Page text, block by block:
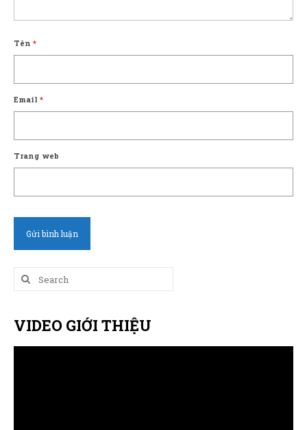
Tên *
Email *
Trang web
Search
for:
VIDEO GIỚI THIỆU